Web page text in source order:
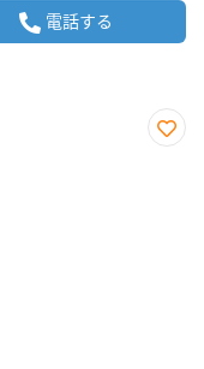
電話する